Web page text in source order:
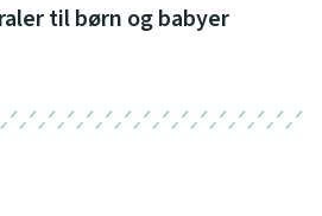
til børn og babyer